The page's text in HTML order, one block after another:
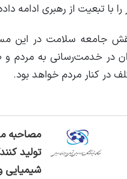
با تبعیت از رهبری ادامه
جامعه سلامت در این
در خدمت‌رسانی به مردم و
در کنار مردم خواهد بود.
مصاحبه
تولید
شیمیایی